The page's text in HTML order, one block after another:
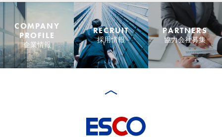
COMPANY
PROFILE
企業情報
RECRUIT
採用情報
PARTNERS
協力会社募集